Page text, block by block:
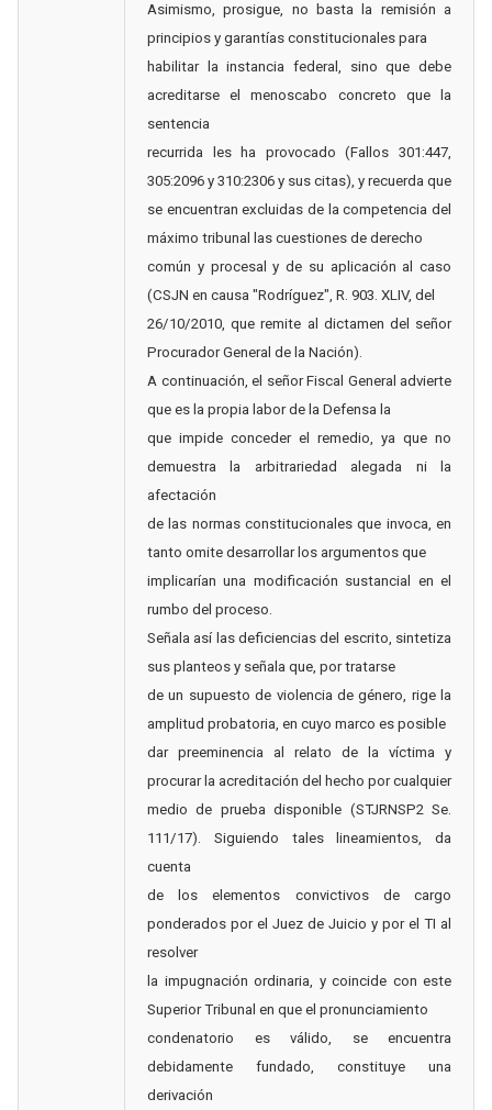
Asimismo, prosigue, no basta la remisión a
principios y garantías constitucionales para
habilitar la instancia federal, sino que debe
acreditarse el menoscabo concreto que la
sentencia
recurrida les ha provocado (Fallos 301:447,
305:2096 y 310:2306 y sus citas), y recuerda que
se encuentran excluidas de la competencia del
máximo tribunal las cuestiones de derecho
común y procesal y de su aplicación al caso
(CSJN en causa "Rodríguez", R. 903. XLIV, del
26/10/2010, que remite al dictamen del señor
Procurador General de la Nación).
A continuación, el señor Fiscal General advierte
que es la propia labor de la Defensa la
que impide conceder el remedio, ya que no
demuestra la arbitrariedad alegada ni la
afectación
de las normas constitucionales que invoca, en
tanto omite desarrollar los argumentos que
implicarían una modificación sustancial en el
rumbo del proceso.
Señala así las deficiencias del escrito, sintetiza
sus planteos y señala que, por tratarse
de un supuesto de violencia de género, rige la
amplitud probatoria, en cuyo marco es posible
dar preeminencia al relato de la víctima y
procurar la acreditación del hecho por cualquier
medio de prueba disponible (STJRNSP2 Se.
111/17). Siguiendo tales lineamientos, da
cuenta
de los elementos convictivos de cargo
ponderados por el Juez de Juicio y por el TI al
resolver
la impugnación ordinaria, y coincide con este
Superior Tribunal en que el pronunciamiento
condenatorio es válido, se encuentra
debidamente fundado, constituye una
derivación